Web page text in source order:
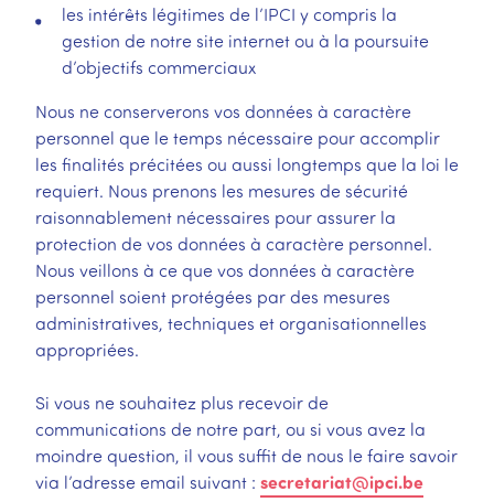
les intérêts légitimes de l’IPCI y compris la
gestion de notre site internet ou à la poursuite
d’objectifs commerciaux
Nous ne conserverons vos données à caractère
personnel que le temps nécessaire pour accomplir
les finalités précitées ou aussi longtemps que la loi le
requiert. Nous prenons les mesures de sécurité
raisonnablement nécessaires pour assurer la
protection de vos données à caractère personnel.
Nous veillons à ce que vos données à caractère
personnel soient protégées par des mesures
administratives, techniques et organisationnelles
appropriées.
Si vous ne souhaitez plus recevoir de
communications de notre part, ou si vous avez la
moindre question, il vous suffit de nous le faire savoir
via l’adresse email suivant : secretariat@ipci.be